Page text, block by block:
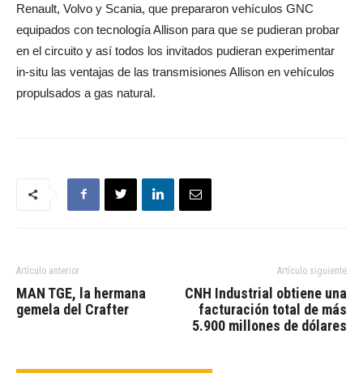
Renault, Volvo y Scania, que prepararon vehículos GNC
equipados con tecnología Allison para que se pudieran probar
en el circuito y así todos los invitados pudieran experimentar
in-situ las ventajas de las transmisiones Allison en vehículos
propulsados a gas natural.
Artículo anterior
MAN TGE, la hermana
gemela del Crafter
Artículo siguiente
CNH Industrial obtiene una
facturación total de más
5.900 millones de dólares